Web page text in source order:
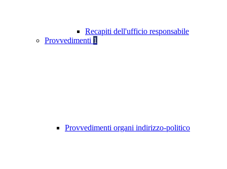
Recapiti dell'ufficio responsabile
Provvedimenti 1
Provvedimenti organi indirizzo-politico